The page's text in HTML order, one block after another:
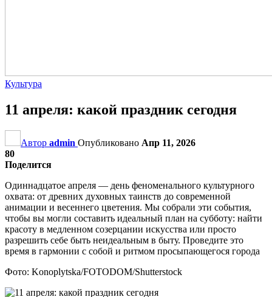
Культура
11 апреля: какой праздник сегодня
Автор admin Опубликовано Апр 11, 2026
80
Поделится
Одиннадцатое апреля — день феноменального культурного
охвата: от древних духовных таинств до современной
анимации и весеннего цветения. Мы собрали эти события,
чтобы вы могли составить идеальный план на субботу: найти
красоту в медленном созерцании искусства или просто
разрешить себе быть неидеальным в быту. Проведите это
время в гармонии с собой и ритмом просыпающегося города
Фото: Konoplytska/FOTODOM/Shutterstock